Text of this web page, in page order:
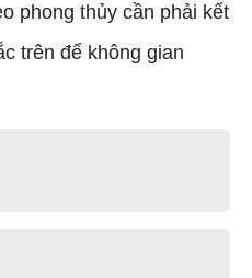
phong thủy cần phải kết
trên để không gian